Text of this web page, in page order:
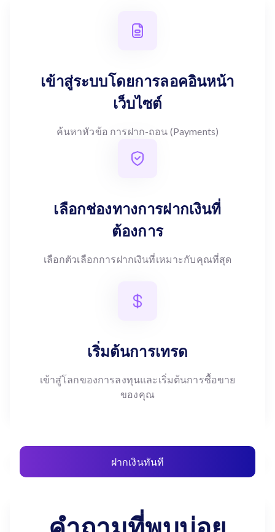
เข้าสู่ระบบโดยการลอคอินหน้า
เว็บไซต์
ค้นหาหัวข้อ การฝาก-ถอน (Payments)
เลือกช่องทางการฝากเงินที่
ต้องการ
เลือกตัวเลือกการฝากเงินที่เหมาะกับคุณที่สุด
เริ่มต้นการเทรด
เข้าสู่โลกของการลงทุนและเริ่มต้นการซื้อขาย
ของคุณ
ฝากเงินทันที